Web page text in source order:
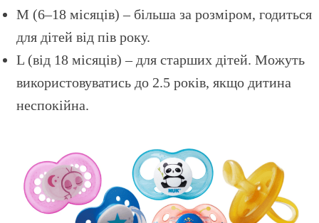
M (6–18 місяців) – більша за розміром, годиться
для дітей від пів року.
L (від 18 місяців) – для старших дітей. Можуть
використовуватись до 2.5 років, якщо дитина
неспокійна.